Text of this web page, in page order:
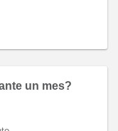
un mes?